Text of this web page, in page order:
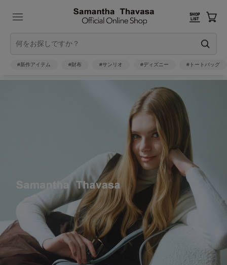
#新作アイテム #財布 #サンリオ #ディズニー #トートバッグ